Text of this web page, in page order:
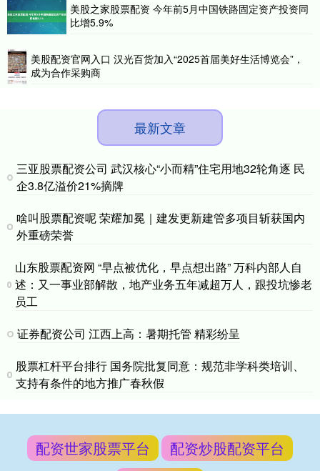
美股之家股票配资 今年前5月中国铁路固定资产投资同
比增5.9%
美股配资官网入口 汉光百货加入“2025首届美好生活博览会”，
成为合作采购商
最新文章
三亚股票配资公司 武汉核心“小而精”住宅用地32轮角逐 民
企3.8亿溢价21%摘牌
啥叫股票配资呢 荣耀加冕｜建发更新建管多项目斩获国内
外重磅荣誉
山东股票配资网 “早点被优化，早点想出路” 万科内部人自
述：又一事业部解散，地产业务五年减超万人，跟投坑惨老
员工
证券配资公司 江西上高：暑期托管 精彩纷呈
股票杠杆平台排行 国务院批复同意：规范非学科类培训、
支持有条件的地方推广春秋假
配资世家股票平台
配资炒股配资平台